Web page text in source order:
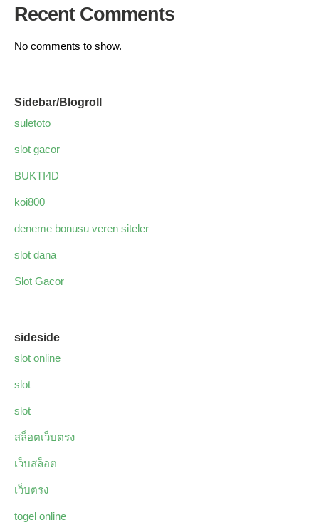
Recent Comments
No comments to show.
Sidebar/Blogroll
suletoto
slot gacor
BUKTI4D
koi800
deneme bonusu veren siteler
slot dana
Slot Gacor
sideside
slot online
slot
slot
สล็อตเว็บตรง
เว็บสล็อต
เว็บตรง
togel online